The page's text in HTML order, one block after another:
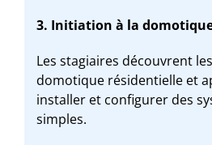
3. Initiation à la
Les stagiaires découvrent
domotique résidentielle et
installer et configurer des
simples.